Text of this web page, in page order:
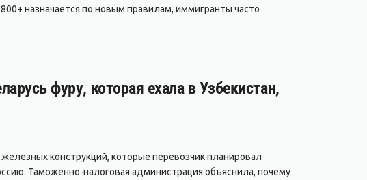
назначается по новым правилам, иммигранты часто
фуру, которая ехала в Узбекистан,
конструкций, которые перевозчик планировал
Таможенно-налоговая администрация объяснила, почему